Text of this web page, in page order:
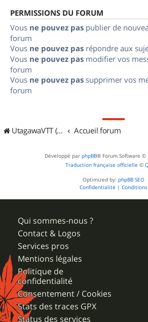
PERMISSIONS DU FORUM
Vous ne pouvez pas publier de
forum
Vous ne pouvez pas répondre aux
Vous ne pouvez pas modifier vos
forum
Vous ne pouvez pas supprimer vos
forum
UtagawaVTT (Randos VTT et VTTAE avec traces GPS) Accueil forum
Développé par phpBB® Forum Software ©
Traduction française officielle ©
Optimized by: phpBB SEO
Confidentialité | Conditions
Qui sommes-nous ?
Contact & Logos
Services pros
Mentions légales
Politique de
confidentialité
Consentement / Cookies
Stats des traces GPX
Status des services